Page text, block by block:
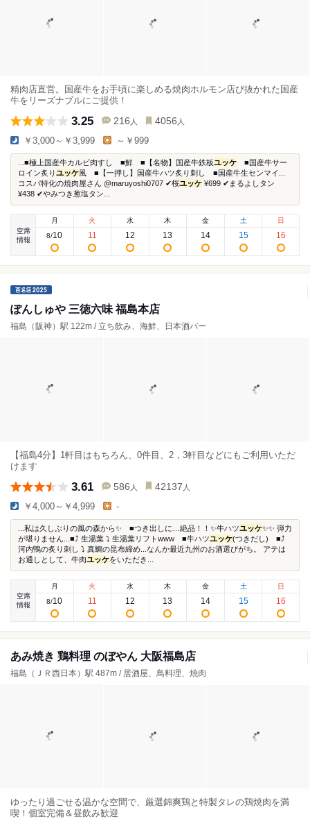
精肉店直営。国産牛をお手頃に楽しめる焼肉ホルモン店び抜かれた国産
牛をリーズナブルにご提供！
3.25 216 人 4056 人
￥3,000～￥3,999 ～￥999
...■極上国産牛カルビ肉すし ■鮮 ■【名物】国産牛鉄板ユッケ ■国産牛サー
ロイン炙りユッケ風 ■【一押し】国産牛ハツ炙り刺し ■国産牛生センマイ...
コスパ特化の焼肉屋さん @maruyoshi0707 ✔︎桜ユッケ ¥699 ✔︎まるよしタン
¥438 ✔︎やみつき葱塩タン...
空席
情報
月
8/10
火
11
水
12
木
13
金
14
土
15
日
16
ぽんしゅや 三徳六味 福島本店
福島（阪神）駅 122m / 立ち飲み、海鮮、日本酒バー
【福島4分】1軒目はもちろん、0件目、2，3軒目などにもご利用いただ
けます
3.61 586 人 42137 人
￥4,000～￥4,999 -
...私は久しぶりの風の森から✨ ■つき出しに…絶品！！✨牛ハツユッケ✨✨ 弾力
が堪りません...■⤴︎ 生湯葉 ⤵ 生湯葉リフト‪‪‪w‪w‪w ■牛ハツユッケ(つきだし) ■⤴︎
河内鴨の炙り刺し ⤵ 真鯛の昆布締め...なんか最近九州のお酒選びがち。 アテは
お通しとして、牛肉ユッケをいただき...
空席
情報
月
8/10
火
11
水
12
木
13
金
14
土
15
日
16
あみ焼き 鶏料理 のぼやん 大阪福島店
福島（ＪＲ西日本）駅 487m / 居酒屋、鳥料理、焼肉
ゆったり過ごせる温かな空間で、厳選錦爽鶏と特製タレの鶏焼肉を満
喫！個室完備＆昼飲み歓迎